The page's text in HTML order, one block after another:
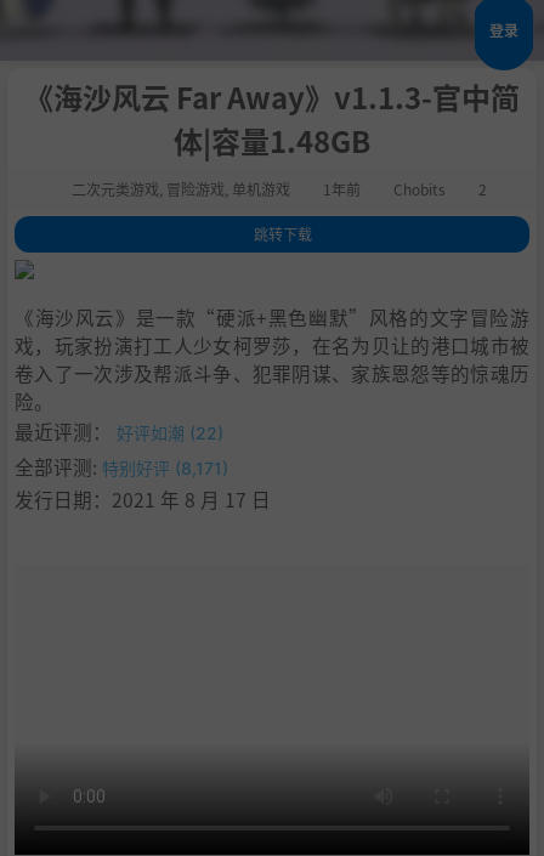
登录
《海沙风云 Far Away》v1.1.3-官中简
体|容量1.48GB
二次元类游戏 冒险游戏 单机游戏 1年前 Chobits 2
跳转下载
1
3.支持作者
4. 学习版下载
《海沙风云》是一款“硬派+黑色幽默”风格的文字冒险游
戏，玩家扮演打工人少女柯罗莎，在名为贝让的港口城市被
卷入了一次涉及帮派斗争、犯罪阴谋、家族恩怨等的惊魂历
险。
最近评测：
好评如潮 (22)
全部评测: 特别好评 (8,171)
发行日期：2021 年 8 月 17 日